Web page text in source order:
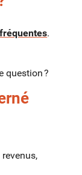
.
question ?